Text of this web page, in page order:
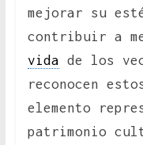
mejorar su
contribuir a
vida de los
reconocen
elemento
patrimonio